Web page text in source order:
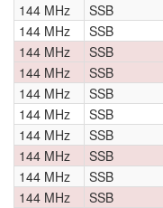
144 MHz
SSB
144 MHz
SSB
144 MHz
SSB
144 MHz
SSB
144 MHz
SSB
144 MHz
SSB
144 MHz
SSB
144 MHz
SSB
144 MHz
SSB
144 MHz
SSB